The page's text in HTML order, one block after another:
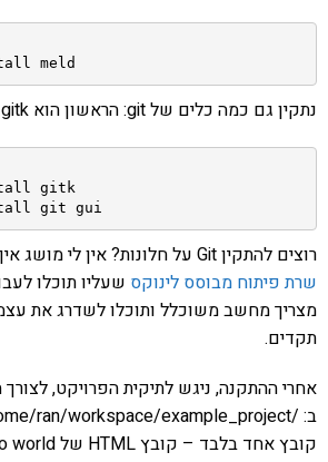
meld
נתקין גם כמה כלים של git: הראשון הוא gitk והשני הוא git-gui:
gitk
git gui
רוצים להתקין Git על חלונות? אין לי מושג איך… למה שלא תתקינו
שרת פיתוח מבוסס לינוקס שעליו תוכלו
מצריך מחשב משוכלל ותוכלו לשדרג את
תקדים.
אחרי ההתקנה, ניגש לתיקית הפרויקט, לצורך
קובץ אחד בלבד – קובץ HTML של Hello world.